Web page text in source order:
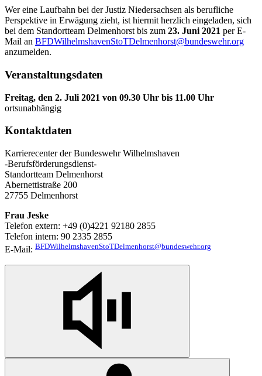
Wer eine Laufbahn bei der Justiz Niedersachsen als berufliche
Perspektive in Erwägung zieht, ist hiermit herzlich eingeladen, sich
bei dem Standortteam Delmenhorst bis zum 23. Juni 2021 per E-
Mail an BFDWilhelmshavenStoTDelmenhorst@bundeswehr.org
anzumelden.
Veranstaltungsdaten
Freitag, den 2. Juli 2021 von 09.30 Uhr bis 11.00 Uhr
ortsunabhängig
Kontaktdaten
Karrierecenter der Bundeswehr Wilhelmshaven
-Berufsförderungsdienst-
Standortteam Delmenhorst
Abernettistraße 200
27755 Delmenhorst
Frau Jeske
Telefon extern: +49 (0)4221 92180 2855
Telefon intern: 90 2335 2855
E-Mail: BFDWilhelmshavenStoTDelmenhorst@bundeswehr.org